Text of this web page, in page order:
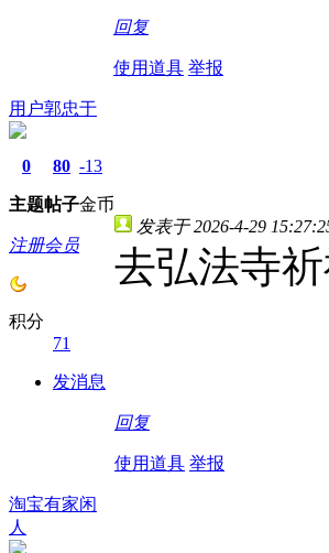
回复
使用道具 举报
用户郭忠于
0
主题
80
帖子
-13
金币
注册会员
积分
71
发消息
发表于 2026-4-29
去弘法寺
回复
使用道具 举报
淘宝有家闲
人